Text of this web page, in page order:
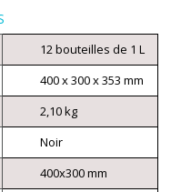
12 bouteilles de 1 L
400 x 300 x 353 mm
2,10 kg
Noir
400x300 mm